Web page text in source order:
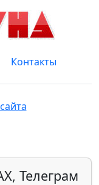
Контакты
Телеграм